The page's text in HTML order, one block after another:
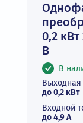
0,2 кВт
B
В
Выходная
до 0,2 кВт
Входной
до 4,9 А